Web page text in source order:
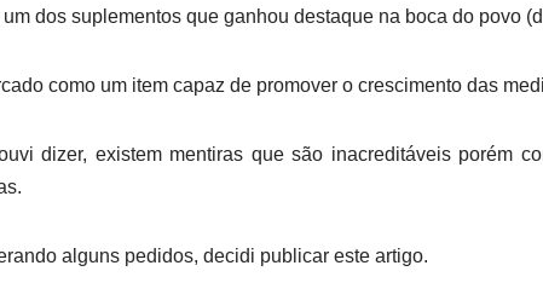
dos suplementos que ganhou destaque na boca do povo
como um item capaz de promover o crescimento das
dizer, existem mentiras que são inacreditáveis porém
alguns pedidos, decidi publicar este artigo.